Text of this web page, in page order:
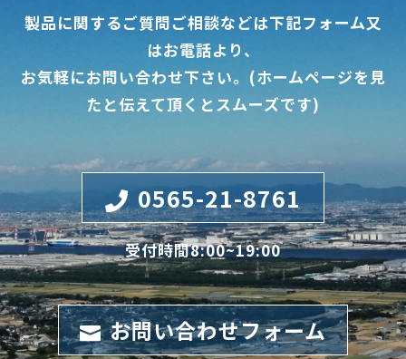
製品に関するご質問ご相談などは下記フォーム又
はお電話より、
お気軽にお問い合わせ下さい。(ホームページを見
たと伝えて頂くとスムーズです)
 0565-21-8761
受付時間8:00~19:00
 お問い合わせフォーム